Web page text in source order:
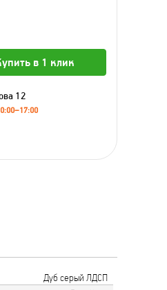
в 1 клик
12
Дуб серый ЛДСП